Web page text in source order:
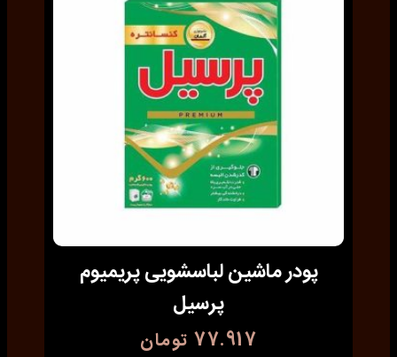
پودر ماشین لباسشویی پریمیوم
پرسیل
77.917 تومان